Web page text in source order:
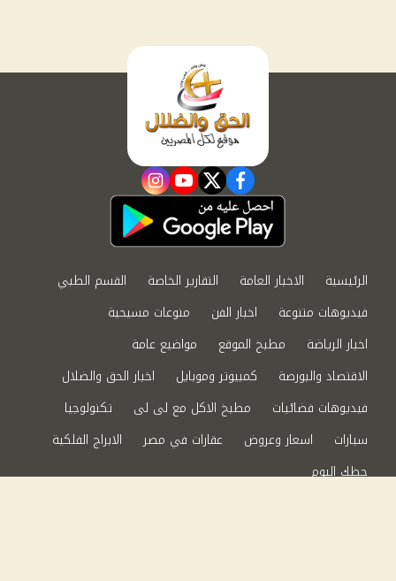
facebook
twitter
youtube
instagram
الرئيسية الاخبار العامة التقارير الخاصة
القسم الطبي
فيديوهات متنوعة
اخبار الفن
منوعات مسيحية
اخبار الرياضة
مطبخ الموقع
مواضيع عامة
الاقتصاد والبورصة
كمبيوتر وموبايل
اخبار الحق والضلال
فيديوهات فضائيات
مطبخ الاكل مع لى لى
تكنولوجيا
سيارات
اسعار وعروض عقارات في مصر
الابراج الفلكية
حظك اليوم